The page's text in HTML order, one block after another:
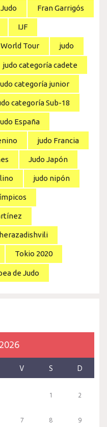
Fran Garrigós
IJF
World Tour judo
judo categoría cadete
categoría junior
categoría Sub-18
España
judo Francia
Judo Japón
judo nipón
Tokio 2020
de Judo
V S D
1 2
7 8 9